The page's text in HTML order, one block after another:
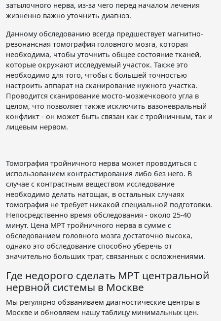
затылочного нерва, из-за чего перед началом лечения
жизненно важно уточнить диагноз.
Данному обследованию всегда предшествует магнитно-
резонансная томография головного мозга, которая
необходима, чтобы уточнить общее состояние тканей,
которые окружают исследуемый участок. Также это
необходимо для того, чтобы с большей точностью
настроить аппарат на сканирование нужного участка.
Проводится сканирование мосто-мозжечкового угла в
целом, что позволяет также исключить вазоневральный
конфликт - он может быть связан как с тройничным, так и
лицевым нервом.
Томография тройничного нерва может проводиться с
использованием контрастирования либо без него. В
случае с контрастным веществом исследование
необходимо делать натощак, в остальных случаях
томография не требует никакой специальной подготовки.
Непосредственно время обследования - около 25-40
минут. Цена МРТ тройничного нерва в сумме с
обследованием головного мозга достаточно высока,
однако это обследование способно уберечь от
значительно больших трат, связанных с осложнениями.
Где недорого сделать МРТ центральной
нервной системы в Москве
Мы регулярно обзваниваем диагностические центры в
Москве и обновляем нашу таблицу минимальных цен.